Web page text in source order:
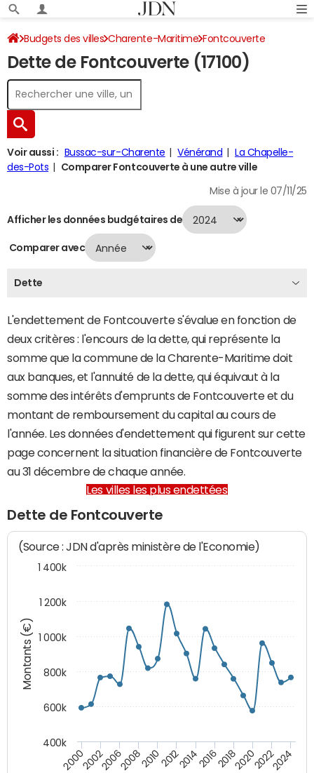
Budgets des villes Charente-Maritime Fontcouverte
Dette au 31/12/2024
Dette de Fontcouverte (17100)
Voir aussi : Bussac-sur-Charente Vénérand
La Chapelle-
des-Pots
Comparer Fontcouverte à une autre ville
Mise à jour le 07/11/25
Afficher les données budgétaires de
Comparer avec
Dette
L'endettement de Fontcouverte s'évalue en fonction de
deux critères : l'encours de la dette, qui représente la
somme que la commune de la Charente-Maritime doit
aux banques, et l'annuité de la dette, qui équivaut à la
somme des intérêts d'emprunts de Fontcouverte et du
montant de remboursement du capital au cours de
l'année. Les données d'endettement qui figurent sur cette
page concernent la situation financière de Fontcouverte
au 31 décembre de chaque année.
Les villes les plus endettées
Dette de Fontcouverte
Montants (€)
(Source : JDN d'après ministère de l'Economie)
200020022006200820102012201420162018202020222024
400k
600k
800k
1 000k
1 200k
1 400k